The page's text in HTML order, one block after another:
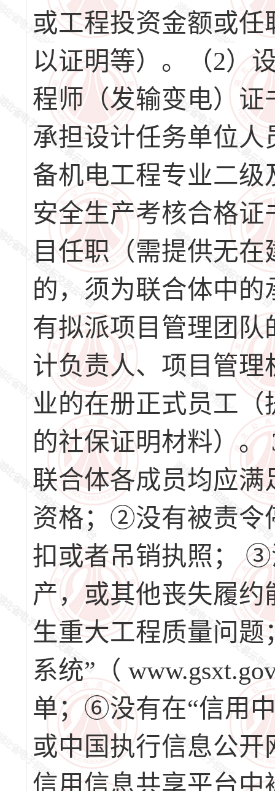
或工程投资金额或
以证明等）。（2）
程师（发输变电）
承担设计任务单位
备机电工程专业二
安全生产考核合格
目任职（需提供无
的，须为联合体中
有拟派项目管理团
计负责人、项目管
业的在册正式员工
的社保证明材料）。
联合体各成员均应
资格；②没有被责令
扣或者吊销执照；
产，或其他丧失履
生重大工程质量问
系统”（
单；⑥没有在“信用中
或中国执行信息公开
信用信息共享平台